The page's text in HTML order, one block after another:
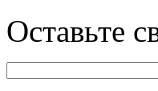
Оставьте